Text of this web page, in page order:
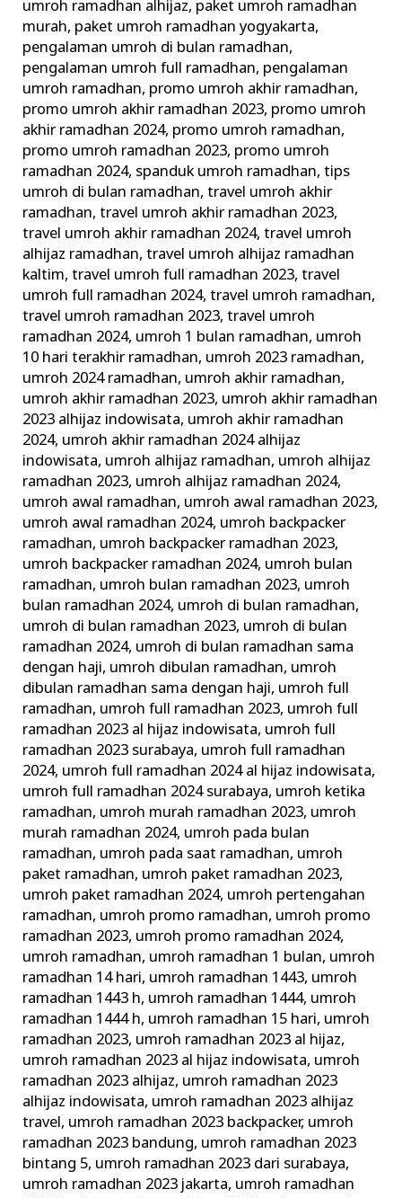
umroh ramadhan alhijaz, paket umroh ramadhan
murah, paket umroh ramadhan yogyakarta,
pengalaman umroh di bulan ramadhan,
pengalaman umroh full ramadhan, pengalaman
umroh ramadhan, promo umroh akhir ramadhan,
promo umroh akhir ramadhan 2023, promo umroh
akhir ramadhan 2024, promo umroh ramadhan,
promo umroh ramadhan 2023, promo umroh
ramadhan 2024, spanduk umroh ramadhan,tips
umroh di bulan ramadhan,travel umroh akhir
ramadhan,travel umroh akhir ramadhan 2023,
travel umroh akhir ramadhan 2024,travel umroh
alhijaz ramadhan,travel umroh alhijaz ramadhan
kaltim,travel umroh full ramadhan 2023,travel
umroh full ramadhan 2024,travel umroh ramadhan,
travel umroh ramadhan 2023,travel umroh
ramadhan 2024, umroh 1 bulan ramadhan, umroh
10 hari terakhir ramadhan, umroh 2023 ramadhan,
umroh 2024 ramadhan, umroh akhir ramadhan,
umroh akhir ramadhan 2023, umroh akhir ramadhan
2023 alhijaz indowisata, umroh akhir ramadhan
2024, umroh akhir ramadhan 2024 alhijaz
indowisata, umroh alhijaz ramadhan, umroh alhijaz
ramadhan 2023, umroh alhijaz ramadhan 2024,
umroh awal ramadhan, umroh awal ramadhan 2023,
umroh awal ramadhan 2024, umroh backpacker
ramadhan, umroh backpacker ramadhan 2023,
umroh backpacker ramadhan 2024, umroh bulan
ramadhan, umroh bulan ramadhan 2023, umroh
bulan ramadhan 2024, umroh di bulan ramadhan,
umroh di bulan ramadhan 2023, umroh di bulan
ramadhan 2024, umroh di bulan ramadhan sama
dengan haji, umroh dibulan ramadhan, umroh
dibulan ramadhan sama dengan haji, umroh full
ramadhan, umroh full ramadhan 2023, umroh full
ramadhan 2023 al hijaz indowisata, umroh full
ramadhan 2023 surabaya, umroh full ramadhan
2024, umroh full ramadhan 2024 al hijaz indowisata,
umroh full ramadhan 2024 surabaya, umroh ketika
ramadhan, umroh murah ramadhan 2023, umroh
murah ramadhan 2024, umroh pada bulan
ramadhan, umroh pada saat ramadhan, umroh
paket ramadhan, umroh paket ramadhan 2023,
umroh paket ramadhan 2024, umroh pertengahan
ramadhan, umroh promo ramadhan, umroh promo
ramadhan 2023, umroh promo ramadhan 2024,
umroh ramadhan, umroh ramadhan 1 bulan, umroh
ramadhan 14 hari, umroh ramadhan 1443, umroh
ramadhan 1443 h, umroh ramadhan 1444, umroh
ramadhan 1444 h, umroh ramadhan 15 hari, umroh
ramadhan 2023, umroh ramadhan 2023 al hijaz,
umroh ramadhan 2023 al hijaz indowisata, umroh
ramadhan 2023 alhijaz, umroh ramadhan 2023
alhijaz indowisata, umroh ramadhan 2023 alhijaz
travel, umroh ramadhan 2023 backpacker, umroh
ramadhan 2023 bandung, umroh ramadhan 2023
bintang 5, umroh ramadhan 2023 dari surabaya,
umroh ramadhan 2023 jakarta, umroh ramadhan